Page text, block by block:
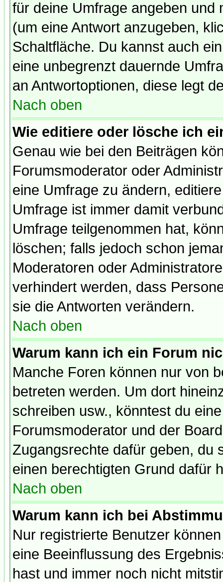
für deine Umfrage angeben und
(um eine Antwort anzugeben,
Schaltfläche. Du kannst auch
eine unbegrenzt dauernde
an Antwortoptionen, diese legt
Nach oben
Wie editiere oder lösche ich
Genau wie bei den Beiträgen
Forumsmoderator oder
eine Umfrage zu ändern,
Umfrage ist immer damit
Umfrage teilgenommen hat,
löschen; falls jedoch schon
Moderatoren oder
verhindert werden, dass
sie die Antworten verändern.
Nach oben
Warum kann ich ein Forum
Manche Foren können nur von
betreten werden. Um dort
schreiben usw., könntest du
Forumsmoderator und der
Zugangsrechte dafür geben, du
einen berechtigten Grund dafür
Nach oben
Warum kann ich bei
Nur registrierte Benutzer
eine Beeinflussung des
hast und immer noch nicht